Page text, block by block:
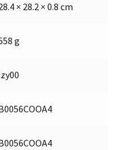
× 28.2 × 0.8 cm
g